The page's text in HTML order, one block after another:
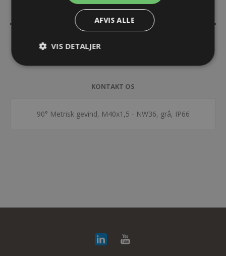
BESKRIVELSE
KONTAKT OS
90° Metrisk gevind, M40x1,5 - NW36, grå, IP66
AFVIS ALLE
VIS DETALJER